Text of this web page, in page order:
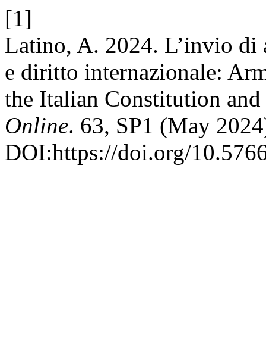
[1]
Latino, A. 2024. L’invio di
e diritto internazionale:
the Italian Constitution
Online. 63, SP1 (May
DOI:https://doi.org/